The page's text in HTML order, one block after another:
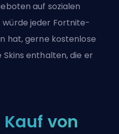
auf sozialen
würde jeder Fortnite-
hat, gerne kostenlose
enthalten, die er
von